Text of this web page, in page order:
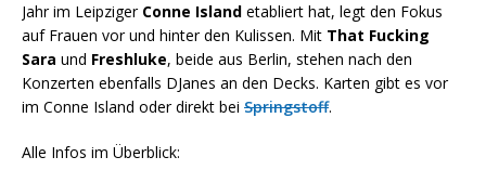
Jahr im Leipziger Conne Island etabliert hat, legt den Fokus
auf Frauen vor und hinter den Kulissen. Mit That Fucking
Sara und Freshluke, beide aus Berlin, stehen nach den
Konzerten ebenfalls DJanes an den Decks. Karten gibt es vor
im Conne Island oder direkt bei Springstoff.
Alle Infos im Überblick: